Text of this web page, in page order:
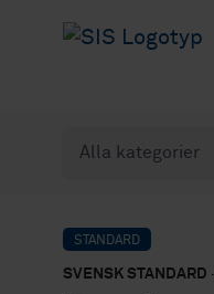
STANDARD
SVENSK STANDARD